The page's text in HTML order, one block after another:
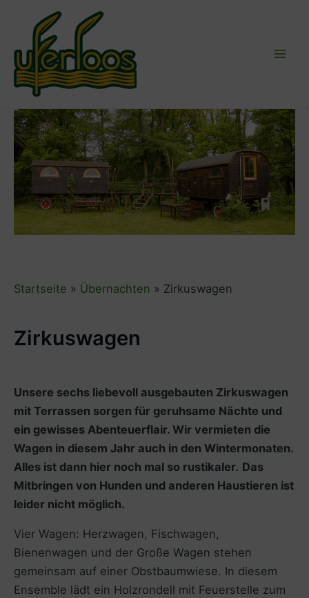
springen
Startseite Übernachten Zirkuswagen
Zirkuswagen
Unsere sechs liebevoll ausgebauten Zirkuswagen
mit Terrassen sorgen für geruhsame Nächte und
ein gewisses Abenteuerflair. Wir vermieten die
Wagen in diesem Jahr auch in den Wintermonaten.
Alles ist dann hier noch mal so rustikaler. Das
Mitbringen von Hunden und anderen Haustieren ist
leider nicht möglich.
Vier Wagen: Herzwagen, Fischwagen,
Bienenwagen und der Große Wagen stehen
gemeinsam auf einer Obstbaumwiese. In diesem
Ensemble lädt ein Holzrondell mit Feuerstelle zum